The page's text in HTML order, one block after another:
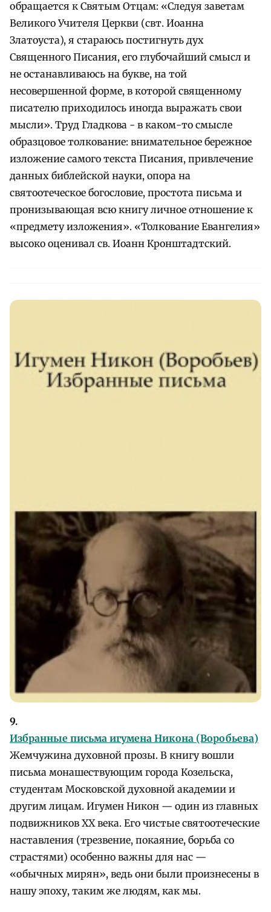
обращается к Святым Отцам: «Следуя заветам
Великого Учителя Церкви (свт. Иоанна
Златоуста), я стараюсь постигнуть дух
Священного Писания, его глубочайший смысл и
не останавливаюсь на букве, на той
несовершенной форме, в которой священному
писателю приходилось иногда выражать свои
мысли». Труд Гладкова - в каком-то смысле
образцовое толкование: внимательное бережное
изложение самого текста Писания, привлечение
данных библейской науки, опора на
святоотеческое богословие, простота письма и
пронизывающая всю книгу личное отношение к
«предмету изложения». «Толкование Евангелия»
высоко оценивал св. Иоанн Кронштадтский.
9.
Избранные письма игумена Никона (Воробьева)
Жемчужина духовной прозы. В книгу вошли
письма монашествующим города Козельска,
студентам Московской духовной академии и
другим лицам. Игумен Никон — один из главных
подвижников XX века. Его чистые святоотеческие
наставления (трезвение, покаяние, борьба со
страстями) особенно важны для нас —
«обычных мирян», ведь они были произнесены в
нашу эпоху, таким же людям, как мы.